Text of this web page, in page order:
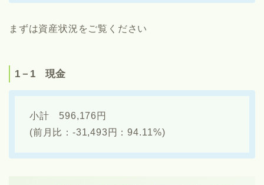
まずは資産状況をご覧ください
1－1 現金
小計 596,176円
(前月比：-31,493円：94.11%)